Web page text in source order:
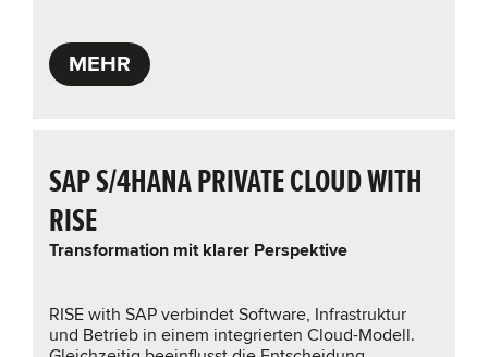
MEHR
SAP S/4HANA PRIVATE CLOUD WITH
RISE
Transformation mit klarer Perspektive
RISE with SAP verbindet Software, Infrastruktur
und Betrieb in einem integrierten Cloud-Modell.